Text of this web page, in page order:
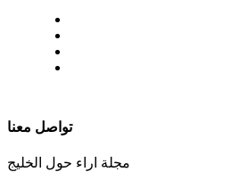
تواصل معنا
مجلة اراء حول الخليج